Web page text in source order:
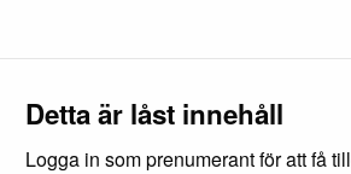
Detta är låst innehåll
Logga in som prenumerant för att få